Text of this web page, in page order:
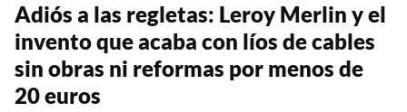
Adiós a las regletas: Leroy Merlin y el
invento que acaba con líos de cables
sin obras ni reformas por menos de
20 euros